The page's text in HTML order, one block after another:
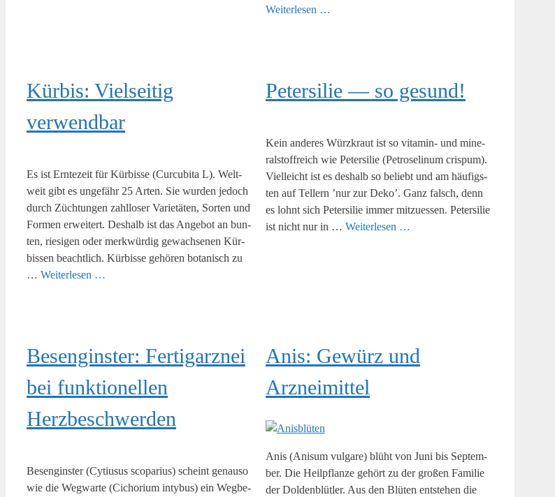
Wei­ter­le­sen …
Kür­bis: Viel­sei­tig
verwendbar
Es ist Ern­te­zeit für Kür­bis­se (Cur­cu­bi­ta L). Welt­
weit gibt es unge­fähr 25 Arten. Sie wur­den jedoch
durch Züch­tun­gen zahl­lo­ser Varie­tä­ten, Sor­ten und
For­men erwei­tert. Des­halb ist das Ange­bot an bun­
ten, rie­si­gen oder merk­wür­dig gewach­se­nen Kür­
bis­sen beacht­lich. Kür­bis­se gehö­ren bota­nisch zu
… Wei­ter­le­sen …
Peter­si­lie — so gesund!
Kein ande­res Würz­kraut ist so vit­a­min- und mine­
ral­stoff­reich wie Peter­si­lie (Petro­se­linum cris­pum).
Viel­leicht ist es des­halb so beliebt und am häu­figs­
ten auf Tel­lern ’nur zur Deko’. Ganz falsch, denn
es lohnt sich Peter­si­lie immer mit­zu­es­sen. Peter­si­lie
ist nicht nur in … Wei­ter­le­sen …
Besen­gins­ter: Fer­tig­arz­nei
bei funk­tio­nel­len
Herzbeschwerden
Besen­gins­ter (Cyti­usus sco­pa­ri­us) scheint genau­so
wie die Weg­war­te (Cicho­ri­um inty­bus) ein Weg­be­
Anis: Gewürz und
Arzneimittel
Anis (Anis­um vul­ga­re) blüht von Juni bis Sep­tem­
ber. Die Heil­pflan­ze gehört zu der gro­ßen Fami­lie
der Dol­den­blüt­ler. Aus den Blü­ten ent­ste­hen die